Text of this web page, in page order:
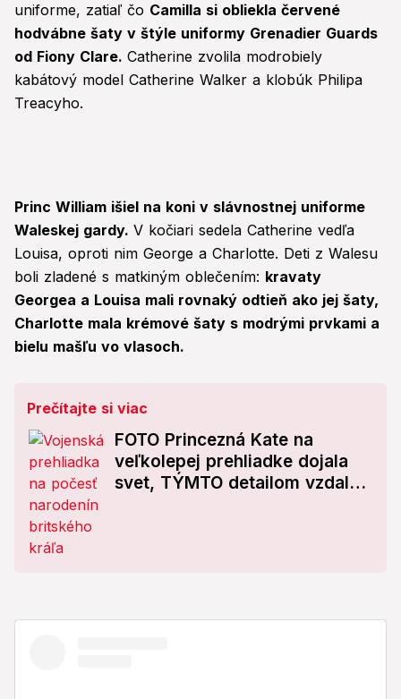
uniforme, zatiaľ čo Camilla si obliekla červené
hodvábne šaty v štýle uniformy Grenadier Guards
od Fiony Clare. Catherine zvolila modrobiely
kabátový model Catherine Walker a klobúk Philipa
Treacyho.
Princ William išiel na koni v slávnostnej uniforme
Waleskej gardy. V kočiari sedela Catherine vedľa
Louisa, oproti nim George a Charlotte. Deti z Walesu
boli zladené s matkiným oblečením: kravaty
Georgea a Louisa mali rovnaký odtieň ako jej šaty,
Charlotte mala krémové šaty s modrými prvkami a
bielu mašľu vo vlasoch.
Prečítajte si viac
FOTO Princezná Kate na
veľkolepej prehliadke dojala
svet, TÝMTO detailom vzdala